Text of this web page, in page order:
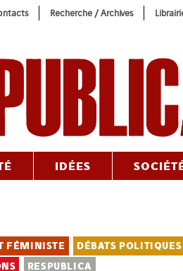
Recherche / Archives
IDÉES
FÉMINISTE DÉBATS POLITIQUES
RESPUBLICA